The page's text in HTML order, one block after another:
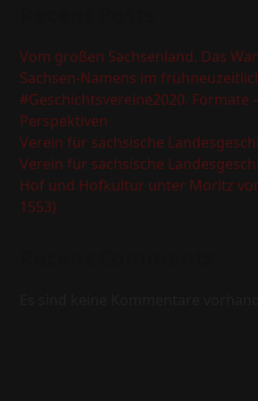
Vom großen Sachsenland. Das
Sachsen-Namens im
#Geschichtsvereine2020. Formate
Perspektiven
Verein für sächsische
Verein für sächsische
Hof und Hofkultur unter Moritz
1553)